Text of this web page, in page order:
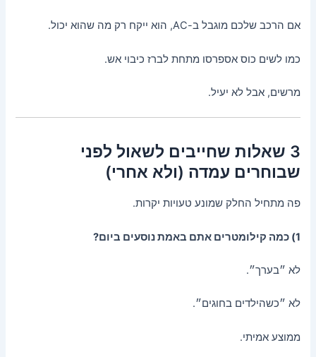
אם הרכב שלכם מוגבל ב-AC, הוא ייקח רק מה שהוא יכול.
כמו לשים כוס אספרסו מתחת לברז כיבוי אש.
מרשים, אבל לא יעיל.
3 שאלות שחייבים לשאול לפני
שבוחרים עמדה (ולא אחרי)
פה מתחיל החלק שמונע טעויות יקרות.
1) כמה קילומטרים אתם באמת נוסעים ביום?
לא ״בערך״.
לא ״כשהילדים בחוגים״.
ממוצע אמיתי.